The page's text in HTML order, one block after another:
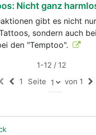
Nicht ganz
gibt es nicht
sondern auch
den "Temptoo".
1-12 / 12
1 Seite von 1